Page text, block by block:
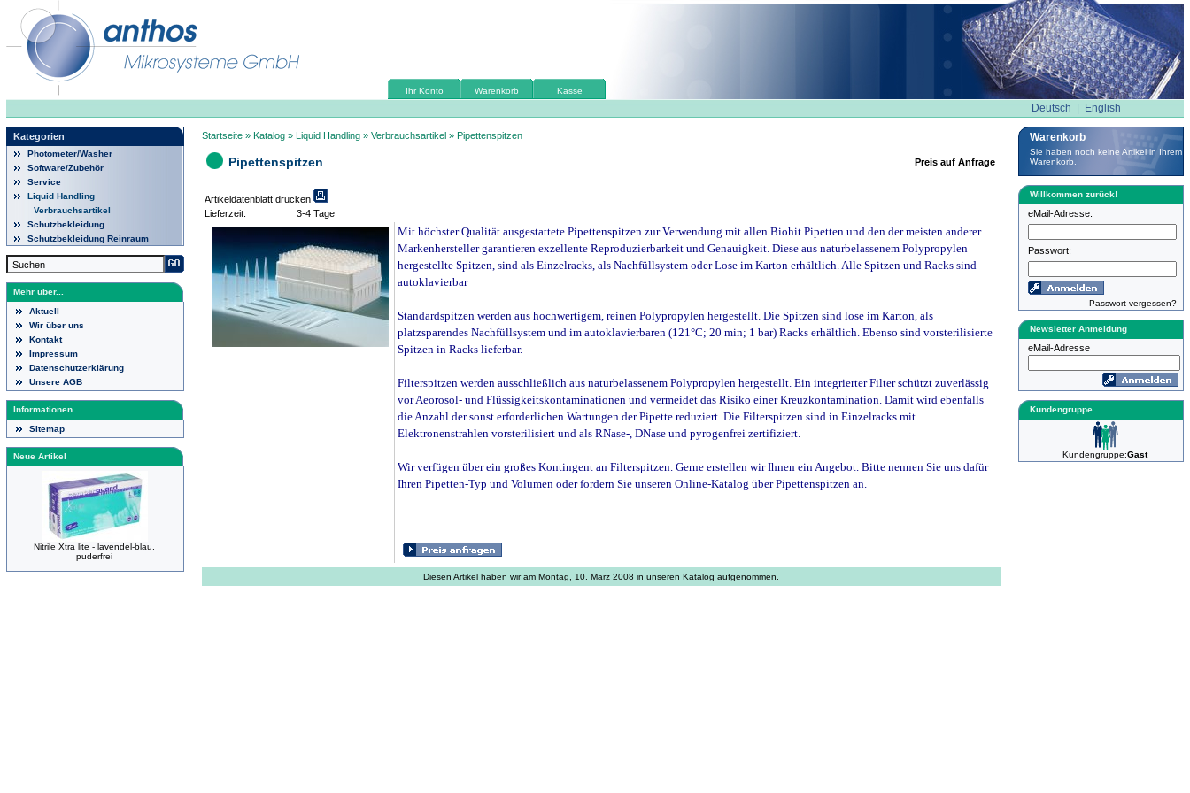
Ihr Konto Warenkorb Kasse
Deutsch English
Kategorien
Photometer/Washer
Software/Zubehör
Service
Liquid Handling
Verbrauchsartikel
Schutzbekleidung
Schutzbekleidung Reinraum
Mehr über...
Aktuell
Wir über uns
Kontakt
Impressum
Datenschutzerklärung
Unsere AGB
Informationen
Sitemap
Neue Artikel
Nitrile Xtra lite - lavendel-blau,
puderfrei
Startseite » Katalog » Liquid Handling » Verbrauchsartikel » Pipettenspitzen
Pipettenspitzen Preis auf Anfrage
Artikeldatenblatt drucken
Lieferzeit:
3-4 Tage
Mit höchster Qualität ausgestattete Pipettenspitzen zur Verwendung mit allen Biohit Pipetten und den der meisten anderer
Markenhersteller garantieren exzellente Reproduzierbarkeit und Genauigkeit. Diese aus naturbelassenem Polypropylen
hergestellte Spitzen, sind als Einzelracks, als Nachfüllsystem oder Lose im Karton erhältlich. Alle Spitzen und Racks sind
autoklavierbar
Standardspitzen werden aus hochwertigem, reinen Polypropylen hergestellt. Die Spitzen sind lose im Karton, als
platzsparendes Nachfüllsystem und im autoklavierbaren (121°C; 20 min; 1 bar) Racks erhältlich. Ebenso sind vorsterilisierte
Spitzen in Racks lieferbar.
Filterspitzen werden ausschließlich aus naturbelassenem Polypropylen hergestellt. Ein integrierter Filter schützt zuverlässig
vor Aeorosol- und Flüssigkeitskontaminationen und vermeidet das Risiko einer Kreuzkontamination. Damit wird ebenfalls
die Anzahl der sonst erforderlichen Wartungen der Pipette reduziert. Die Filterspitzen sind in Einzelracks mit
Elektronenstrahlen vorsterilisiert und als RNase-, DNase und pyrogenfrei zertifiziert.
Wir verfügen über ein großes Kontingent an Filterspitzen. Gerne erstellen wir Ihnen ein Angebot. Bitte nennen Sie uns dafür
Ihren Pipetten-Typ und Volumen oder fordern Sie unseren Online-Katalog über Pipettenspitzen an.
Diesen Artikel haben wir am Montag, 10. März 2008 in unseren Katalog aufgenommen.
Warenkorb
Sie haben noch keine Artikel in Ihrem
Warenkorb.
Willkommen zurück!
eMail-Adresse:
Passwort:
Passwort vergessen?
Newsletter Anmeldung
eMail-Adresse
Kundengruppe
Kundengruppe:Gast